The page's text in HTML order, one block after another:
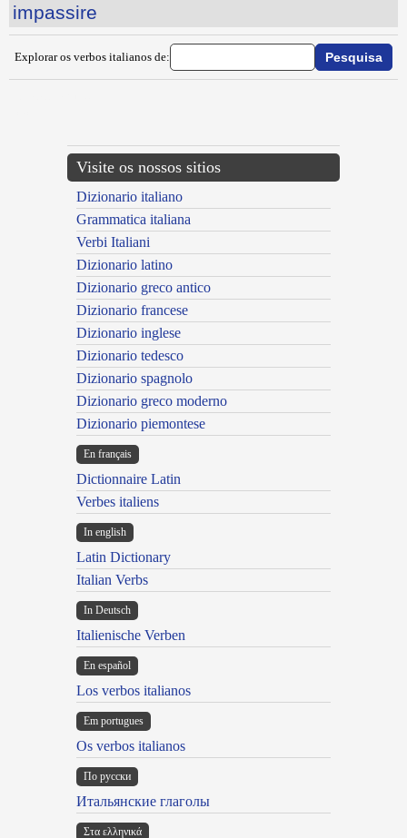
impassire
Explorar os verbos italianos de:
Visite os nossos sitios
Dizionario italiano
Grammatica italiana
Verbi Italiani
Dizionario latino
Dizionario greco antico
Dizionario francese
Dizionario inglese
Dizionario tedesco
Dizionario spagnolo
Dizionario greco moderno
Dizionario piemontese
En français
Dictionnaire Latin
Verbes italiens
In english
Latin Dictionary
Italian Verbs
In Deutsch
Italienische Verben
En español
Los verbos italianos
Em portugues
Os verbos italianos
По русски
Итальянские глаголы
Στα ελληνικά